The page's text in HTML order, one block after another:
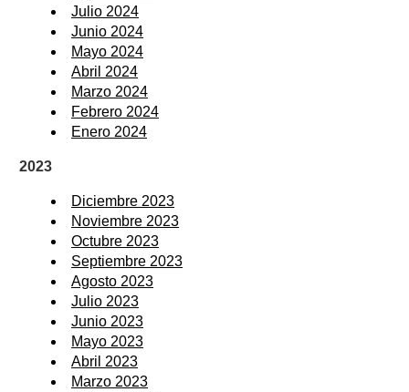
Julio 2024
Junio 2024
Mayo 2024
Abril 2024
Marzo 2024
Febrero 2024
Enero 2024
2023
Diciembre 2023
Noviembre 2023
Octubre 2023
Septiembre 2023
Agosto 2023
Julio 2023
Junio 2023
Mayo 2023
Abril 2023
Marzo 2023